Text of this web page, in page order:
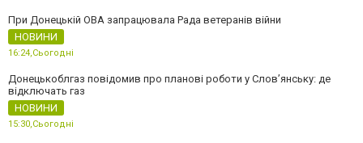
При Донецькій ОВА запрацювала Рада ветеранів війни
НОВИНИ
16:24,Сьогодні
Донецькоблгаз повідомив про планові роботи у Слов’янську: де
відключать газ
НОВИНИ
15:30,Сьогодні